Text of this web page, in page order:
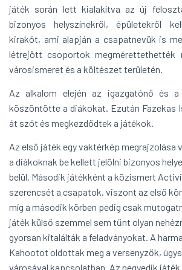
játék során lett kialakítva az új
bizonyos helyszínekről, épületekről
kirakót, ami alapján a csapatnevük is
létrejött csoportok megmérettethették
városismeret és a költészet területén.
Az alkalom elején az igazgatónő és a
köszöntötte a diákokat. Ezután Fazekas
át szót és megkezdődtek a játékok.
Az első játék egy vaktérkép megrajzolása
a diákoknak be kellett jelölni bizonyos
belül. Második játékként a közismert
szerencsét a csapatok, viszont az első
míg a második körben pedig csak
játék külső szemmel sem tűnt olyan
gyorsan kitalálták a feladványokat. A
Kahootot oldottak meg a versenyzők,
városával kapcsolatban. Az negyedik játék